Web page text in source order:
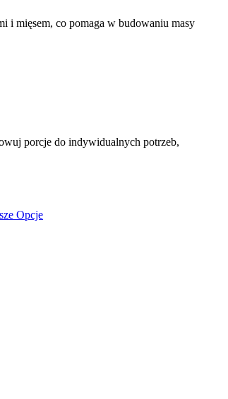
i mięsem, co pomaga w budowaniu masy
porcje do indywidualnych potrzeb,
Opcje